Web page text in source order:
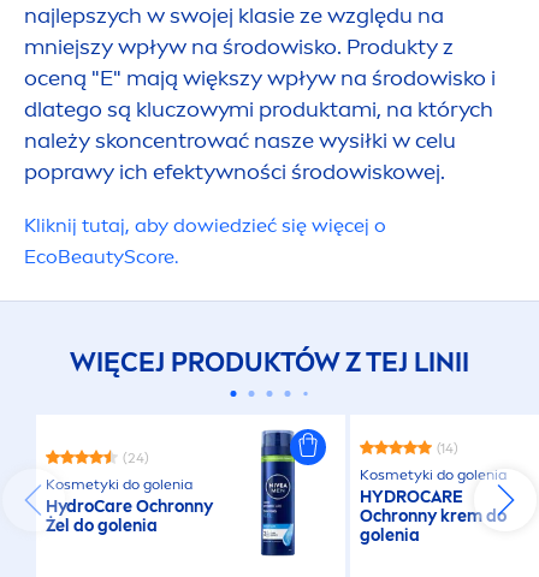
WPŁYW NA
najlepszych w swojej klasie ze względu na
mniejszy wpływ na środowisko. Produkty z
oceną "E" mają większy wpływ na środowisko i
dlatego są kluczowymi produktami, na których
należy skoncentrować nasze wysiłki w celu
poprawy ich efektywności środowiskowej.
Kliknij tutaj, aby dowiedzieć się więcej o
EcoBeautyScore.
WIĘCEJ PRODUKTÓW Z TEJ LINII
(24)
Kosmetyki do golenia
HydroCareOchronny
Żel do golenia
(14)
Kosmetyki do golenia
HYDROCARE
Ochronny krem do
golenia